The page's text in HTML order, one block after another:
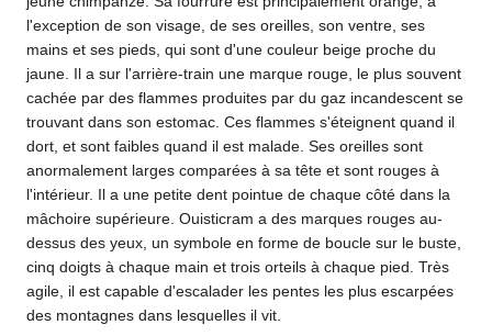
l'exception de son visage, de ses oreilles, son ventre, ses
mains et ses pieds, qui sont d'une couleur beige proche du
jaune. Il a sur l'arrière-train une marque rouge, le plus souvent
cachée par des flammes produites par du gaz incandescent se
trouvant dans son estomac. Ces flammes s'éteignent quand il
dort, et sont faibles quand il est malade. Ses oreilles sont
anormalement larges comparées à sa tête et sont rouges à
l'intérieur. Il a une petite dent pointue de chaque côté dans la
mâchoire supérieure. Ouisticram a des marques rouges au-
dessus des yeux, un symbole en forme de boucle sur le buste,
cinq doigts à chaque main et trois orteils à chaque pied. Très
agile, il est capable d'escalader les pentes les plus escarpées
des montagnes dans lesquelles il vit.